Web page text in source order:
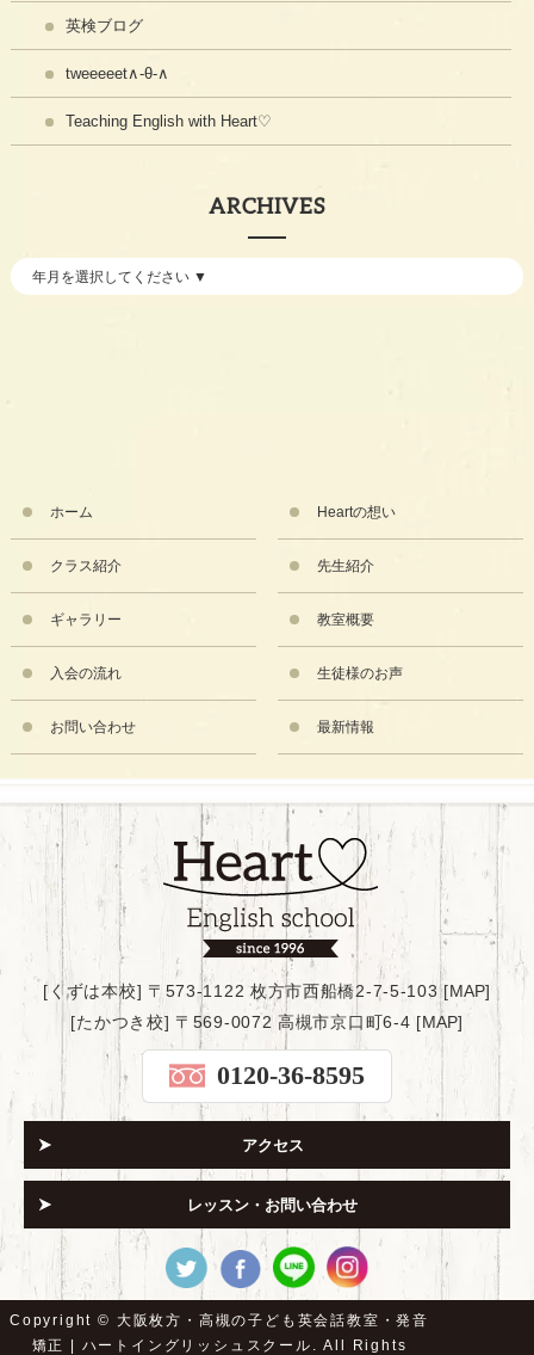
英検ブログ
tweeeeet∧-θ-∧
Teaching English with Heart♡
ARCHIVES
ホーム Heartの想い
クラス紹介 先生紹介
ギャラリー 教室概要
入会の流れ 生徒様のお声
お問い合わせ 最新情報
[くずは本校] 〒573-1122 枚方市西船橋2-7-5-103 [MAP]
[たかつき校] 〒569-0072 高槻市京口町6-4 [MAP]
0120-36-8595
アクセス
レッスン・お問い合わせ
Copyright © 大阪枚方・高槻の子ども英会話教室・発音
矯正 | ハートイングリッシュスクール. All Rights